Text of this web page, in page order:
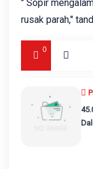
" Sopir
rusak parah,"
0